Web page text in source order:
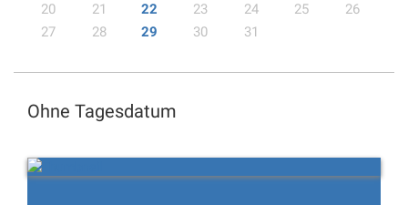
20
21 22 23 24 25
26
27
28 29 30 31
Ohne Tagesdatum